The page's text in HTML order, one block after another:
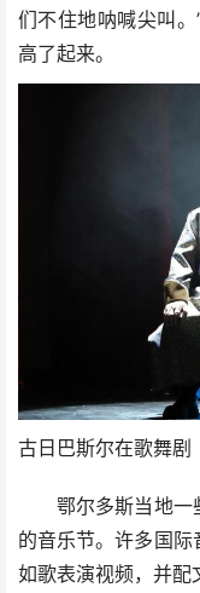
们不住地呐喊尖叫
高了起来。
古日巴斯尔在歌舞剧
鄂尔多斯当地一
的音乐节。许多国
如歌表演视频，并配